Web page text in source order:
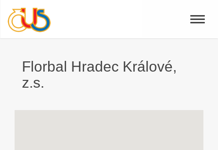
Toggle
Florbal Hradec Králové,
z.s.